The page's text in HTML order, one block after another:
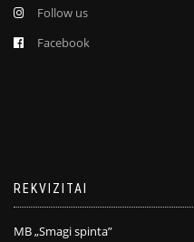
Follow us
Facebook
REKVIZITAI
MB „Smagi spinta”